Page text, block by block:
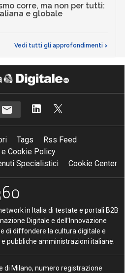
corre, ma non per tutti:
e globale
Vedi tutti gli approfondimenti >
Tags
Rss Feed
e Cookie Policy
Specialistici
Cookie Center
in Italia di testate e portali B2B
Digitale e dell’Innovazione
di diffondere la cultura digitale e
pubbliche amministrazioni italiane.
di Milano, numero registrazione